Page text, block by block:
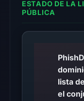
ESTADO DE LA
PÚBLICA
lista
el